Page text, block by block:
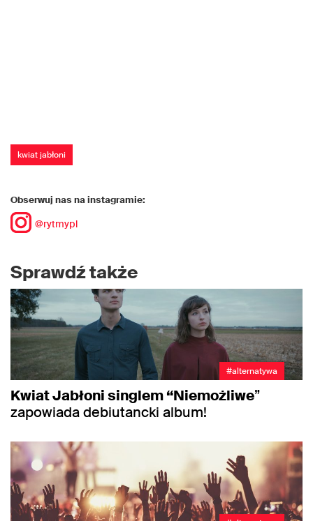
kwiat jabłoni
Obserwuj nas na instagramie:
@rytmypl
Sprawdź także
#alternatywa
Kwiat Jabłoni singlem “Niemożliwe”
zapowiada debiutancki album!